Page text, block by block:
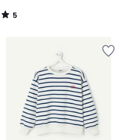
5
/